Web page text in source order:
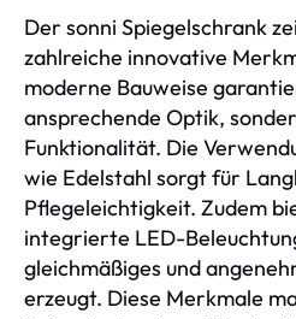
Der sonni Spiegelschrank
zahlreiche innovative
moderne Bauweise
ansprechende Optik,
Funktionalität. Die
wie Edelstahl sorgt für
Pflegeleichtigkeit. Zudem
integrierte LED-
gleichmäßiges und
erzeugt. Diese Merkmale